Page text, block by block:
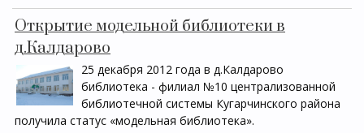
Открытие модельной библиотеки в
д.Калдарово
25 декабря 2012 года в д.Калдарово
библиотека - филиал №10 централизованной
библиотечной системы Кугарчинского района
получила статус «модельная библиотека».